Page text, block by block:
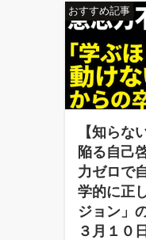
おすすめ記事
【知らな
陥る自己
力ゼロで
学的に正
ジョン」
３月１０